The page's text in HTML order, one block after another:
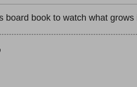
board book to watch what
練習